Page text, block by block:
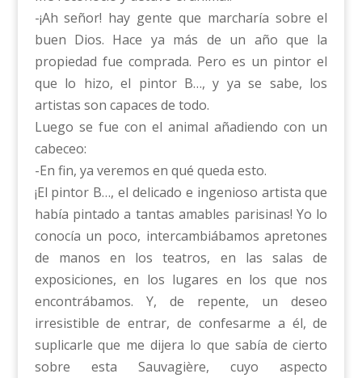
-¡Ah señor! hay gente que marcharía sobre el
buen Dios. Hace ya más de un año que la
propiedad fue comprada. Pero es un pintor el
que lo hizo, el pintor B…, y ya se sabe, los
artistas son capaces de todo.
Luego se fue con el animal añadiendo con un
cabeceo:
-En fin, ya veremos en qué queda esto.
¡El pintor B…, el delicado e ingenioso artista que
había pintado a tantas amables parisinas! Yo lo
conocía un poco, intercambiábamos apretones
de manos en los teatros, en las salas de
exposiciones, en los lugares en los que nos
encontrábamos. Y, de repente, un deseo
irresistible de entrar, de confesarme a él, de
suplicarle que me dijera lo que sabía de cierto
sobre esta Sauvagière, cuyo aspecto